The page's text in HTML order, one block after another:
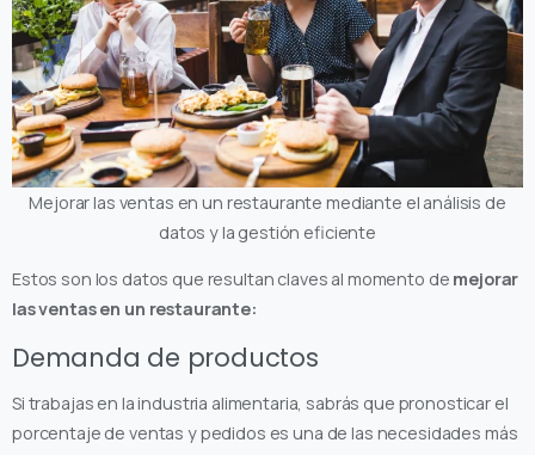
Mejorar las ventas en un restaurante mediante el análisis de
datos y la gestión eficiente
Estos son los datos que resultan claves al momento de mejorar
las ventas en un restaurante:
Demanda de productos
Si trabajas en la industria alimentaria, sabrás que pronosticar el
porcentaje de ventas y pedidos es una de las necesidades más